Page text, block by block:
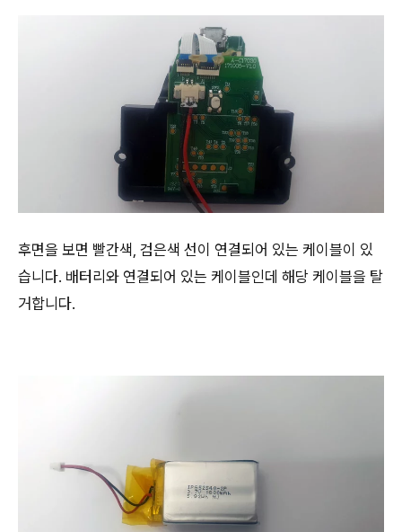
후면을 보면 빨간색, 검은색 선이 연결되어 있는 케이블이 있
습니다. 배터리와 연결되어 있는 케이블인데 해당 케이블을 탈
거합니다.